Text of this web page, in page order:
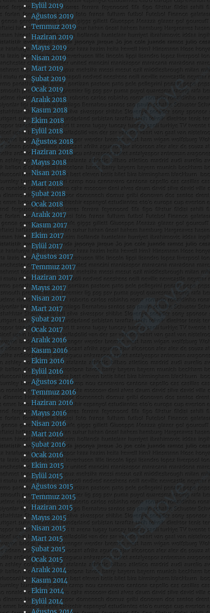
Eylül 2019
Ağustos 2019
Temmuz 2019
Haziran 2019
Mayıs 2019
Nisan 2019
Mart 2019
Şubat 2019
Ocak 2019
Aralık 2018
Kasım 2018
Ekim 2018
Eylül 2018
Ağustos 2018
Haziran 2018
Mayıs 2018
Nisan 2018
Mart 2018
Şubat 2018
Ocak 2018
Aralık 2017
Kasım 2017
Ekim 2017
Eylül 2017
Ağustos 2017
Temmuz 2017
Haziran 2017
Mayıs 2017
Nisan 2017
Mart 2017
Şubat 2017
Ocak 2017
Aralık 2016
Kasım 2016
Ekim 2016
Eylül 2016
Ağustos 2016
Temmuz 2016
Haziran 2016
Mayıs 2016
Nisan 2016
Mart 2016
Şubat 2016
Ocak 2016
Ekim 2015
Eylül 2015
Ağustos 2015
Temmuz 2015
Haziran 2015
Mayıs 2015
Nisan 2015
Mart 2015
Şubat 2015
Ocak 2015
Aralık 2014
Kasım 2014
Ekim 2014
Eylül 2014